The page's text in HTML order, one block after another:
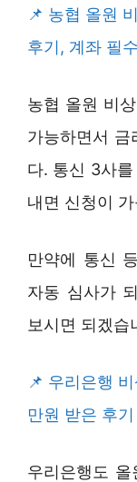
농협 올원
후기, 계좌 필
농협 올원 비
가능하면서 금
다. 통신 3사
내면 신청이
만약에 통신
자동 심사가
보시면 되겠습
우리은행
만원 받은 후
우리은행도